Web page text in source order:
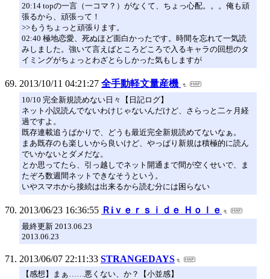
20:14 topの一言（一コマ？）がなくて、ちょっ心配。。。俺も頑
張るから、頑張って！
>>もうちょっと頑張ります。
02:40 極地恋愛、死ぬほど面白かったです。時間を忘れて一気読
みしました。強いて言えばところどころで入るキャラの回想のタ
イミングがちょっとわざとらしかった気もしますが
2013/10/11 04:21:27 全手動軽文量産機
10/10 完全新規読めない日々【日記ログ】
ネット小説読んでないわけじゃないんだけど、さらっと二ヶ月経
過ですよ。
既存連載追うばかりで、どうも最近完全新規読めてないなぁ。
まあ既存のも楽しいから良いけど、やっぱり新規は積極的に読ん
でいかないとダメだな。
とか思ってたら、引っ越しでネット開通まで間が空くせいで、ま
たぞろ数週間ネットできなそうという。
いやスマホから接続は出来るから読む分には困らない
2013/06/23 16:36:55 Ｒiｖｅｒｓｉｄｅ Ｈｏｌｅ
最終更新 2013.06.23
2013.06.23
2013/06/07 22:11:33 STRANGEDAYS
【感想】まぁ……悪くない、か？【小並感】